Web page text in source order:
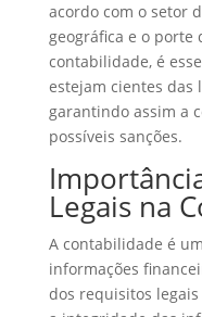
acordo com o setor
geográfica e o porte
contabilidade, é
estejam cientes das
garantindo assim a
possíveis sanções.
Legais na
A contabilidade é
informações
dos requisitos